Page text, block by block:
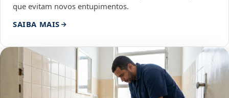
que evitam novos entupimentos.
SAIBA MAIS